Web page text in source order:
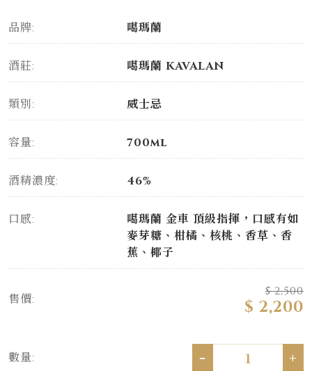
品牌: 噶瑪蘭
酒莊: 噶瑪蘭 KAVALAN
類別: 威士忌
容量: 700ml
酒精濃度: 46%
口感:
噶瑪蘭 金車 頂級指揮，口感有如
麥芽糖、柑橘、核桃、香草、香
蕉、椰子
售價:
$ 2,500
$ 2,200
數量: - +